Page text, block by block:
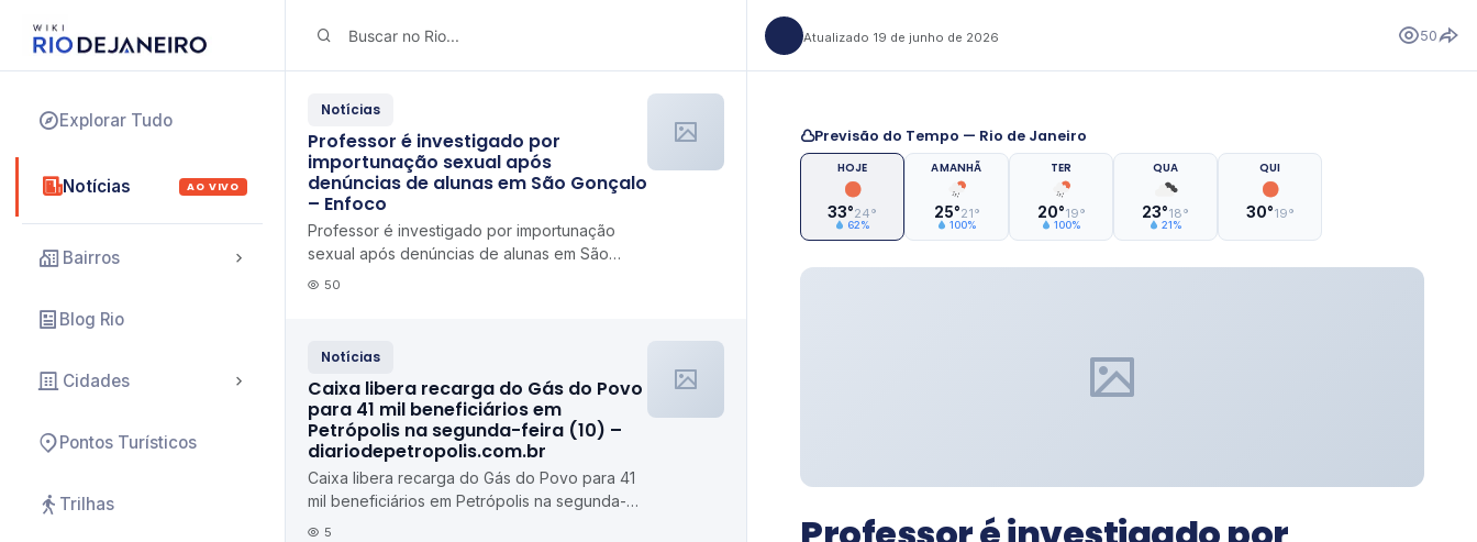
Explorar Tudo
Notícias AO VIVO
Bairros
Blog Rio
Cidades
Pontos Turísticos
Trilhas
Notícias
Professor é investigado por
importunação sexual após
denúncias de alunas em São Gonçalo
– Enfoco
Professor é investigado por importunação
sexual após denúncias de alunas em São
Gonçalo Enfoco
50
Notícias
Caixa libera recarga do Gás do Povo
para 41 mil beneficiários em
Petrópolis na segunda-feira (10) –
diariodepetropolis.com.br
Caixa libera recarga do Gás do Povo para 41
mil beneficiários em Petrópolis na segunda-
feira (10) diariodepetropolis.com.br
5
Atualizado 19 de junho de 2026 50
Previsão do Tempo — Rio de Janeiro
HOJE
33°24°
62%
AMANHÃ
25°21°
100%
TER
20°19°
100%
QUA
23°18°
21%
QUI
30°19°